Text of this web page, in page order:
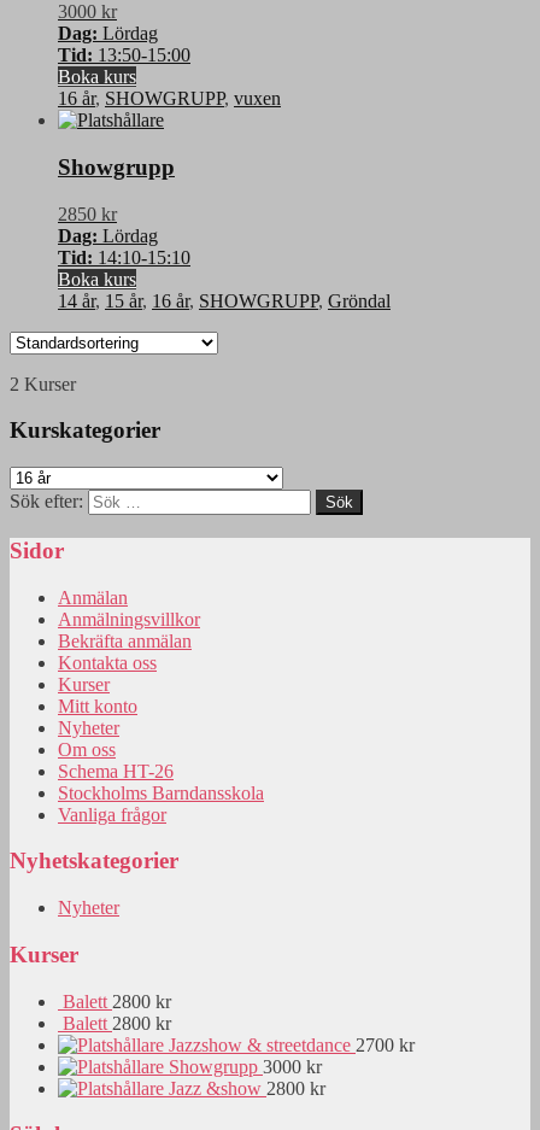
3000 kr
Dag: Lördag
Tid: 13:50-15:00
Boka kurs
16 år, SHOWGRUPP, vuxen
Showgrupp
2850 kr
Dag: Lördag
Tid: 14:10-15:10
Boka kurs
14 år, 15 år, 16 år, SHOWGRUPP, Gröndal
2 Kurser
Kurskategorier
Sök efter:
Sidor
Anmälan
Anmälningsvillkor
Bekräfta anmälan
Kontakta oss
Kurser
Mitt konto
Nyheter
Om oss
Schema HT-26
Stockholms Barndansskola
Vanliga frågor
Nyhetskategorier
Nyheter
Kurser
Balett 2800 kr
Balett 2800 kr
Jazzshow & streetdance 2700 kr
Showgrupp 3000 kr
Jazz &show 2800 kr